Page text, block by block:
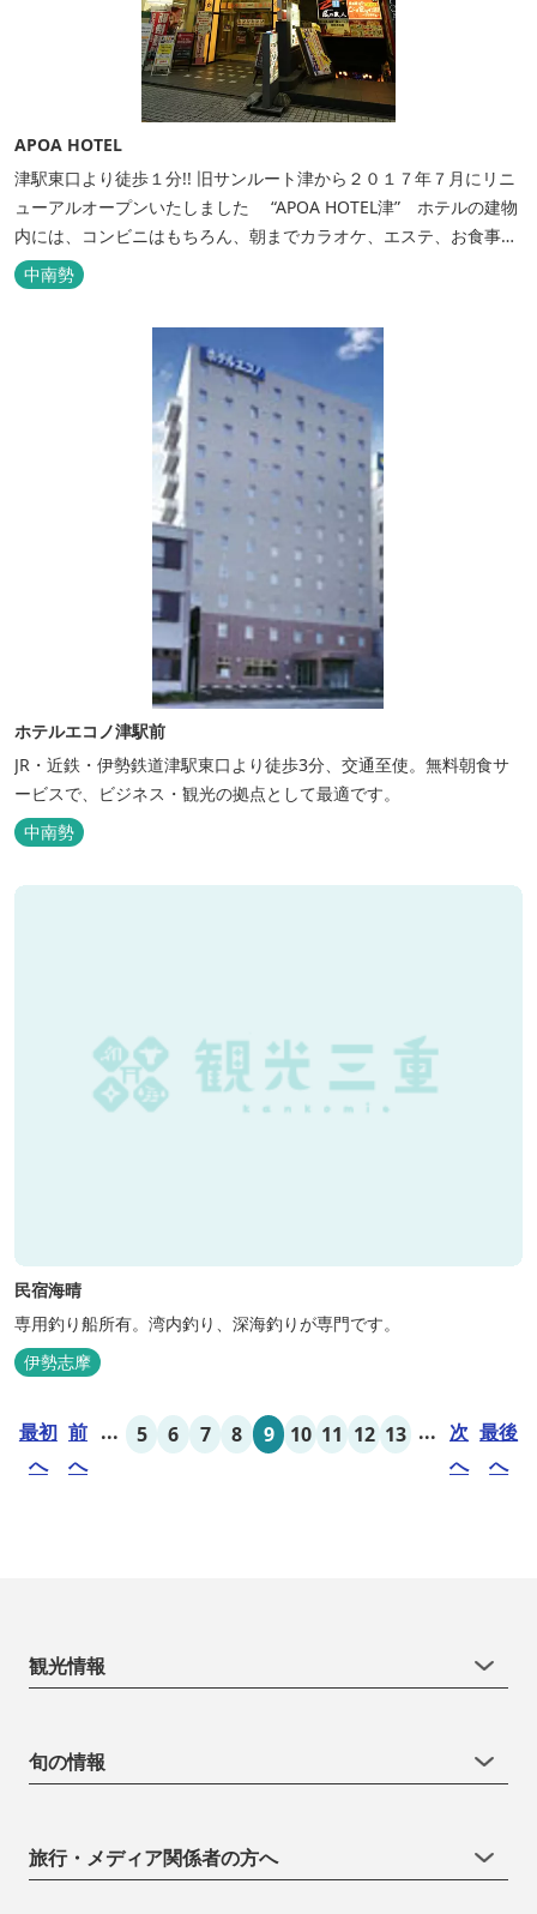
APOA HOTEL
津駅東口より徒歩１分!! 旧サンルート津から２０１７年７月にリニ
ューアルオープンいたしました “APOA HOTEL津” ホテルの建物
内には、コンビニはもちろん、朝までカラオケ、エステ、お食事も
いろいろなジャンルが楽しめます。 ホテル内施設 地下…創作料
理“舞の華” 居酒屋“風の蔵人” 居酒屋“居酒屋ならここが安いぜっ”
１階…コンビニエンスストア“ローソン” 和食“いせもん本店”...
中南勢
ホテルエコノ津駅前
JR・近鉄・伊勢鉄道津駅東口より徒歩3分、交通至使。無料朝食サ
ービスで、ビジネス・観光の拠点として最適です。
中南勢
民宿海晴
専用釣り船所有。湾内釣り、深海釣りが専門です。
伊勢志摩
最初
へ
前
へ
... 5 6 7 8 9 10 11 12 13 ... 次
へ
最後
へ
観光情報
旬の情報
旅行・メディア関係者の方へ